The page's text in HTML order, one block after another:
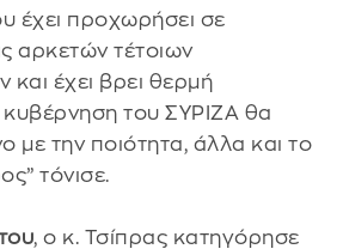
έχει προχωρήσει σε
αρκετών τέτοιων
έχει βρει θερμή
κυβέρνηση του ΣΥΡΙΖΑ θα
με την ποιότητα, άλλα και το
τόνισε.
, ο κ. Τσίπρας κατηγόρησε